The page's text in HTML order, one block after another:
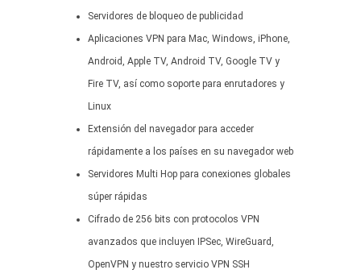
Servidores de bloqueo de publicidad
Aplicaciones VPN para Mac, Windows, iPhone,
Android, Apple TV, Android TV, Google TV y
Fire TV, así como soporte para enrutadores y
Linux
Extensión del navegador para acceder
rápidamente a los países en su navegador web
Servidores Multi Hop para conexiones globales
súper rápidas
Cifrado de 256 bits con protocolos VPN
avanzados que incluyen IPSec, WireGuard,
OpenVPN y nuestro servicio VPN SSH